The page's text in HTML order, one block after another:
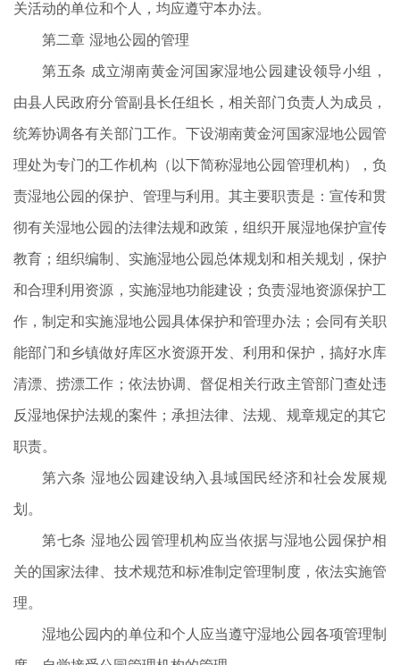
关活动的单位和个人，均应遵守本办法。
第二章 湿地公园的管理
第五条 成立湖南黄金河国家湿地公园建设领导小组，
由县人民政府分管副县长任组长，相关部门负责人为成员，
统筹协调各有关部门工作。下设湖南黄金河国家湿地公园管
理处为专门的工作机构（以下简称湿地公园管理机构），负
责湿地公园的保护、管理与利用。其主要职责是：宣传和贯
彻有关湿地公园的法律法规和政策，组织开展湿地保护宣传
教育；组织编制、实施湿地公园总体规划和相关规划，保护
和合理利用资源，实施湿地功能建设；负责湿地资源保护工
作，制定和实施湿地公园具体保护和管理办法；会同有关职
能部门和乡镇做好库区水资源开发、利用和保护，搞好水库
清漂、捞漂工作；依法协调、督促相关行政主管部门查处违
反湿地保护法规的案件；承担法律、法规、规章规定的其它
职责。
第六条 湿地公园建设纳入县域国民经济和社会发展规
划。
第七条 湿地公园管理机构应当依据与湿地公园保护相
关的国家法律、技术规范和标准制定管理制度，依法实施管
理。
湿地公园内的单位和个人应当遵守湿地公园各项管理制